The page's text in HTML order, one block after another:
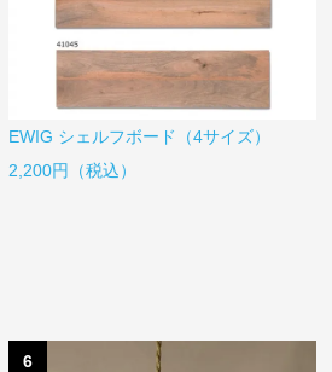
EWIG シェルフボード（4サイズ）
2,200円（税込）
6